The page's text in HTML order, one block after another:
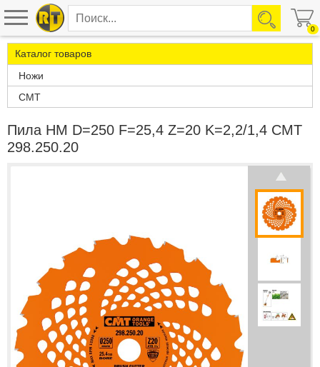
0
Каталог товаров
Ножи
CMT
Пила HM D=250 F=25,4 Z=20 K=2,2/1,4 CMT
298.250.20